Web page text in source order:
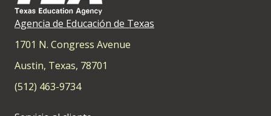
Agencia de Educación de Texas
1701 N. Congress Avenue
Austin, Texas, 78701
(512) 463-9734